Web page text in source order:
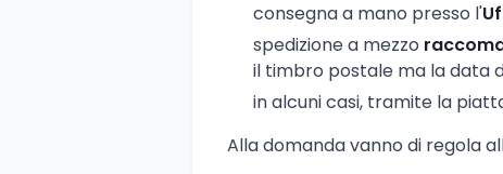
consegna a mano presso l'
spedizione a mezzo
il timbro postale ma la data
in alcuni casi, tramite la
Alla domanda vanno di regola